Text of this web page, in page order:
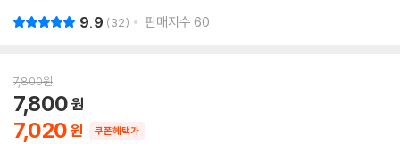
9.9 32 판매지수 60
7,800원
7,020
7,800
쿠폰혜택가